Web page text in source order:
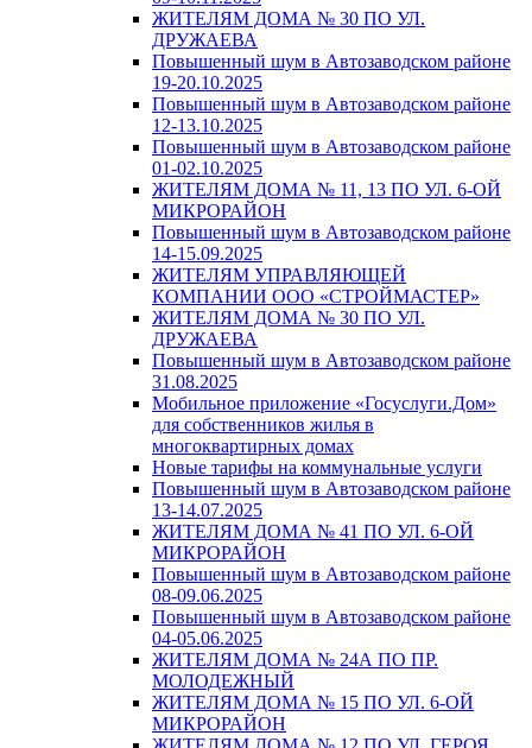
ЖИТЕЛЯМ ДОМА № 30 ПО УЛ.
ДРУЖАЕВА
Повышенный шум в Автозаводском районе
19-20.10.2025
Повышенный шум в Автозаводском районе
12-13.10.2025
Повышенный шум в Автозаводском районе
01-02.10.2025
ЖИТЕЛЯМ ДОМА № 11, 13 ПО УЛ. 6-ОЙ
МИКРОРАЙОН
Повышенный шум в Автозаводском районе
14-15.09.2025
ЖИТЕЛЯМ УПРАВЛЯЮЩЕЙ
КОМПАНИИ ООО «СТРОЙМАСТЕР»
ЖИТЕЛЯМ ДОМА № 30 ПО УЛ.
ДРУЖАЕВА
Повышенный шум в Автозаводском районе
31.08.2025
Мобильное приложение «Госуслуги.Дом»
для собственников жилья в
многоквартирных домах
Новые тарифы на коммунальные услуги
Повышенный шум в Автозаводском районе
13-14.07.2025
ЖИТЕЛЯМ ДОМА № 41 ПО УЛ. 6-ОЙ
МИКРОРАЙОН
Повышенный шум в Автозаводском районе
08-09.06.2025
Повышенный шум в Автозаводском районе
04-05.06.2025
ЖИТЕЛЯМ ДОМА № 24А ПО ПР.
МОЛОДЕЖНЫЙ
ЖИТЕЛЯМ ДОМА № 15 ПО УЛ. 6-ОЙ
МИКРОРАЙОН